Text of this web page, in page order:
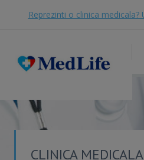
Reprezinti o clinica
CLINICA MEDICALA